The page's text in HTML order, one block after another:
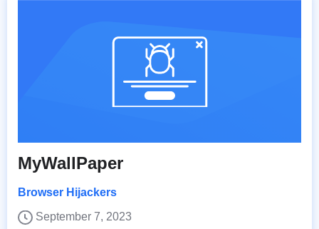
MyWallPaper
Browser Hijackers
September 7, 2023